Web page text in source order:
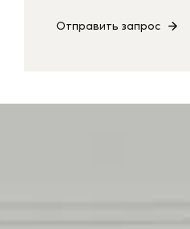
Отправить запрос